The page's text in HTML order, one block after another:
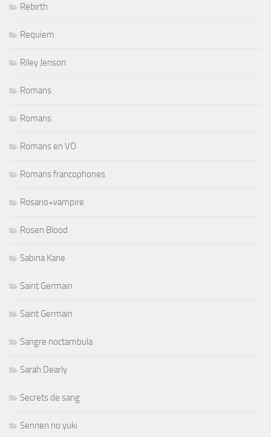
Rebirth
Requiem
Riley Jenson
Romans
Romans
Romans en VO
Romans francophones
Rosario+vampire
Rosen Blood
Sabina Kane
Saint Germain
Saint Germain
Sangre noctambula
Sarah Dearly
Secrets de sang
Sennen no yuki